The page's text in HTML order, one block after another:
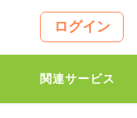
ログイン
関連サービス